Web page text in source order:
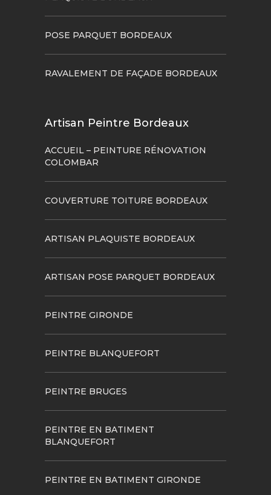
POSE PARQUET BORDEAUX
RAVALEMENT DE FAÇADE BORDEAUX
Artisan Peintre Bordeaux
ACCUEIL – PEINTURE RÉNOVATION
COLOMBAR
COUVERTURE TOITURE BORDEAUX
ARTISAN PLAQUISTE BORDEAUX
ARTISAN POSE PARQUET BORDEAUX
PEINTRE GIRONDE
PEINTRE BLANQUEFORT
PEINTRE BRUGES
PEINTRE EN BATIMENT
BLANQUEFORT
PEINTRE EN BATIMENT GIRONDE